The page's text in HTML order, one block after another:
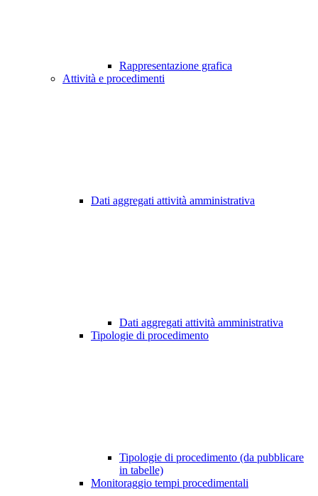
Rappresentazione grafica
Attività e procedimenti
Dati aggregati attività amministrativa
Dati aggregati attività amministrativa
Tipologie di procedimento
Tipologie di procedimento (da pubblicare
in tabelle)
Monitoraggio tempi procedimentali